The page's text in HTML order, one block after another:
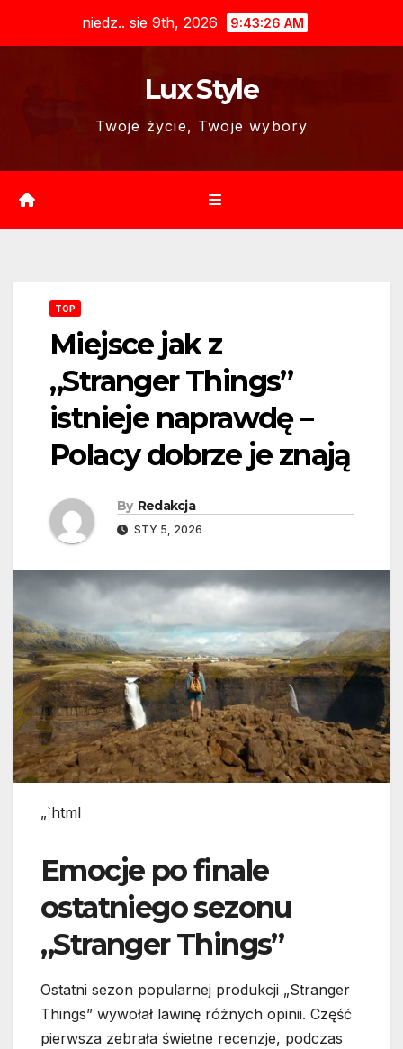
niedz.. sie 9th, 2026 9:43:27 AM
Lux Style
Twoje życie, Twoje wybory
TOP
Miejsce jak z
„Stranger Things”
istnieje naprawdę –
Polacy dobrze je znają
By Redakcja
STY 5, 2026
„`html
Emocje po finale
ostatniego sezonu
„Stranger Things”
Ostatni sezon popularnej produkcji „Stranger
Things” wywołał lawinę różnych opinii. Część
pierwsza zebrała świetne recenzje, podczas